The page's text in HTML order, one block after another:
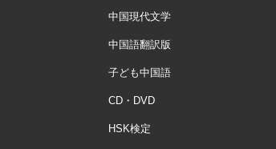
中国現代文学
中国語翻訳版
子ども中国語
CD・DVD
HSK検定